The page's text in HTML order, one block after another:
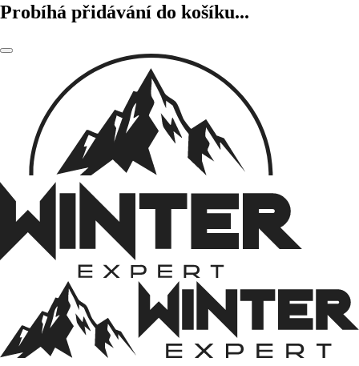
Probíhá přidávání do košíku...